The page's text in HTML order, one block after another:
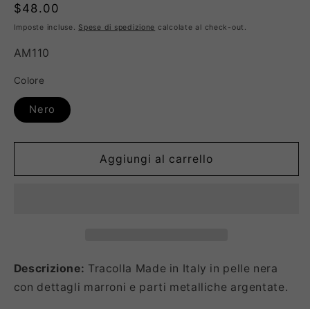
Prezzo
di
$48.00
Imposte incluse. Spese di spedizione calcolate al check-out.
SKU:
AM110
Colore
Nero
Aggiungi al carrello
Descrizione: Tracolla Made in Italy in pelle nera
con dettagli marroni e parti metalliche argentate.